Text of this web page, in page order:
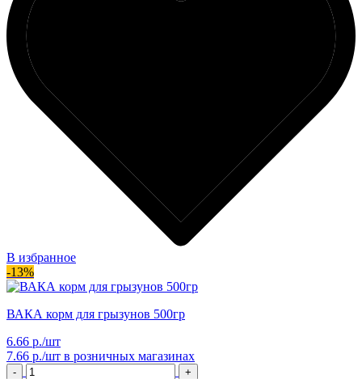
В избранное
-13%
ВАКА корм для грызунов 500гр
6.66 р./шт
7.66 р./шт в розничных магазинах
-
+